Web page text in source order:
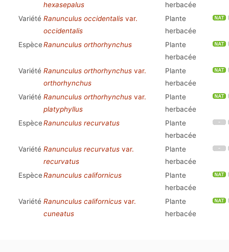
hexasepalus
herbacée
Variété Ranunculus occidentalis var.
occidentalis
Plante
herbacée
EspèceRanunculus orthorhynchus
Plante
herbacée
Variété Ranunculus orthorhynchus var.
orthorhynchus
Plante
herbacée
Variété Ranunculus orthorhynchus var.
platyphyllus
Plante
herbacée
EspèceRanunculus recurvatus
Plante
herbacée
Variété Ranunculus recurvatus var.
recurvatus
Plante
herbacée
EspèceRanunculus californicus
Plante
herbacée
Variété Ranunculus californicus var.
cuneatus
Plante
herbacée